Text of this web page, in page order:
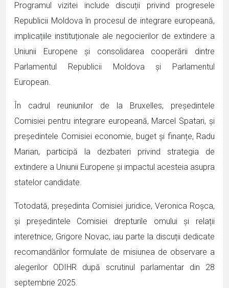
Programul vizitei include discuții privind progresele
Republicii Moldova în procesul de integrare europeană,
implicațiile instituționale ale negocierilor de extindere a
Uniunii Europene și consolidarea cooperării dintre
Parlamentul Republicii Moldova și Parlamentul
European.
În cadrul reuniunilor de la Bruxelles, președintele
Comisiei pentru integrare europeană, Marcel Spatari, și
președintele Comisiei economie, buget și finanțe, Radu
Marian, participă la dezbateri privind strategia de
extindere a Uniunii Europene și impactul acesteia asupra
statelor candidate.
Totodată, președinta Comisiei juridice, Veronica Roșca,
și președintele Comisiei drepturile omului și relații
interetnice, Grigore Novac, iau parte la discuții dedicate
recomandărilor formulate de misiunea de observare a
alegerilor ODIHR după scrutinul parlamentar din 28
septembrie 2025.